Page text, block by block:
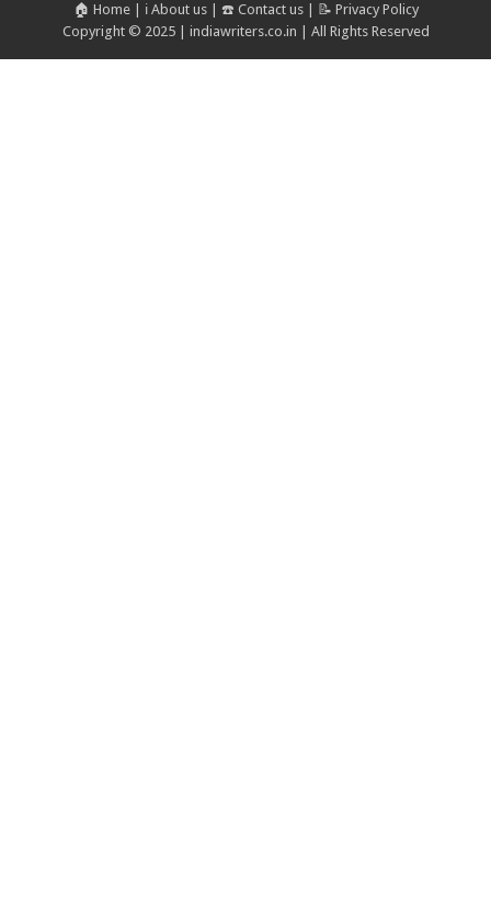
🏠 Home| ℹ️ About us| ☎️ Contact us|
📝 Privacy Policy
Copyright © 2025 | indiawriters.co.in | All Rights Reserved